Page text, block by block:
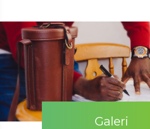
Galeri